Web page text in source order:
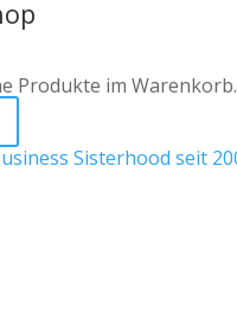
Produkte im Warenkorb.